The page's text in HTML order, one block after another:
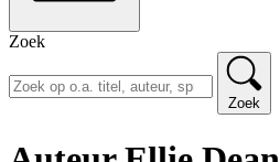
Zoek
Zoek